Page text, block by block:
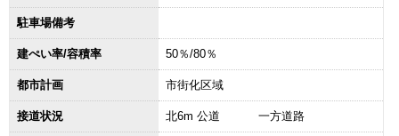
駐車場備考
建ぺい率/容積率 50％/80％
都市計画 市街化区域
接道状況 北6m 公道 一方道路